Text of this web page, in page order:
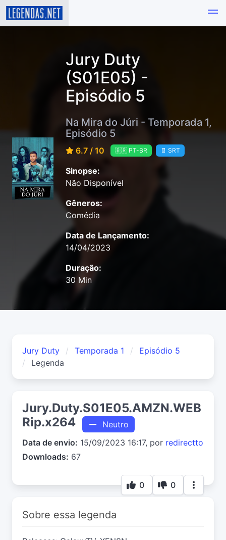
Jury Duty
(S01E05) -
Episódio 5
Na Mira do Júri - Temporada 1,
Episódio 5
6.7 / 10 🇧🇷 PT-BR 📄 SRT
Sinopse:
Não Disponível
Gêneros:
Comédia
Data de Lançamento:
14/04/2023
Duração:
30 Min
Jury Duty Temporada 1
Episódio 5
Legenda
Jury.Duty.S01E05.AMZN.WEB
Rip.x264
Neutro
Data de envio: 15/09/2023 16:17, por redirectto
Downloads: 67
0 0
Sobre essa legenda